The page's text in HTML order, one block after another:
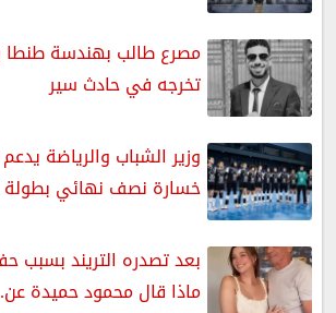
مصرع طالب بهندسة طنطا
تخرجه في حادث سير
وزير الشباب والرياضة
خسارة نصف نهائي بطولة
بعد تصدره التريند بسبب
ماذا قال محمود حميدة